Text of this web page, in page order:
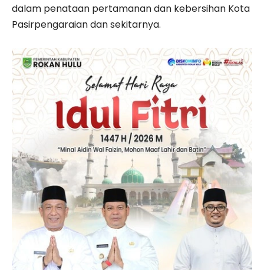
dalam penataan pertamanan dan kebersihan Kota
Pasirpengaraian dan sekitarnya.